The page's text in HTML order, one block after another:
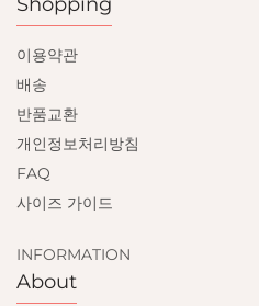
이용약관
배송
반품교환
개인정보처리방침
FAQ
사이즈 가이드
INFORMATION
About